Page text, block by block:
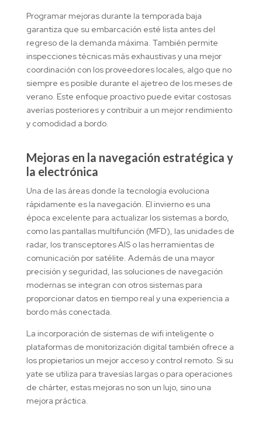
Programar mejoras durante la temporada baja
garantiza que su embarcación esté lista antes del
regreso de la demanda máxima. También permite
inspecciones técnicas más exhaustivas y una mejor
coordinación con los proveedores locales, algo que no
siempre es posible durante el ajetreo de los meses de
verano. Este enfoque proactivo puede evitar costosas
averías posteriores y contribuir a un mejor rendimiento
y comodidad a bordo.
Mejoras en la navegación estratégica y
la electrónica
Una de las áreas donde la tecnología evoluciona
rápidamente es la navegación. El invierno es una
época excelente para actualizar los sistemas a bordo,
como las pantallas multifunción (MFD), las unidades de
radar, los transceptores AIS o las herramientas de
comunicación por satélite. Además de una mayor
precisión y seguridad, las soluciones de navegación
modernas se integran con otros sistemas para
proporcionar datos en tiempo real y una experiencia a
bordo más conectada.
La incorporación de sistemas de wifi inteligente o
plataformas de monitorización digital también ofrece a
los propietarios un mejor acceso y control remoto. Si su
yate se utiliza para travesías largas o para operaciones
de chárter, estas mejoras no son un lujo, sino una
mejora práctica.